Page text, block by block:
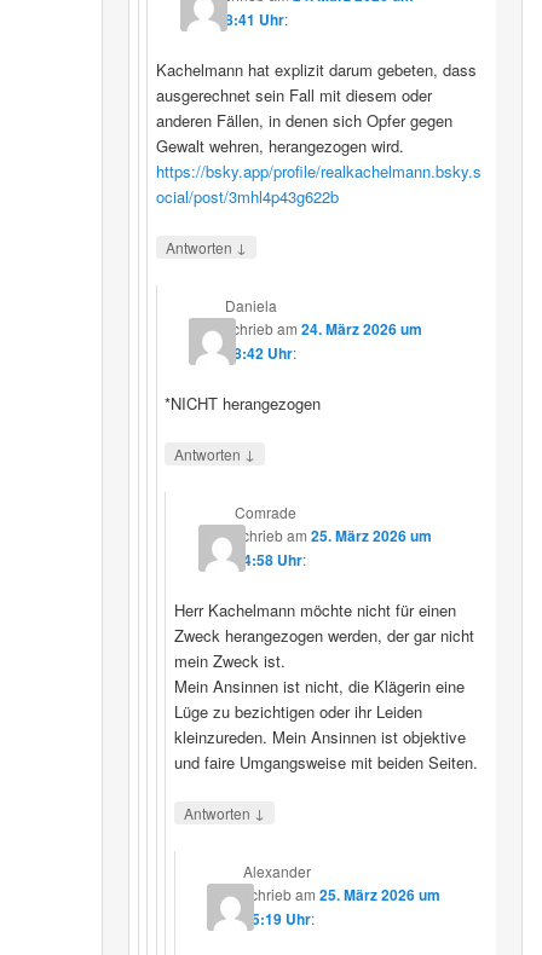
08:41 Uhr:
Kachelmann hat explizit darum gebeten, dass
ausgerechnet sein Fall mit diesem oder
anderen Fällen, in denen sich Opfer gegen
Gewalt wehren, herangezogen wird.
https://bsky.app/profile/realkachelmann.bsky.s
ocial/post/3mhl4p43g622b
Antworten ↓
Daniela
schriebam24. März 2026 um
08:42 Uhr:
*NICHT herangezogen
Antworten ↓
Comrade
schriebam 25. März 2026 um
14:58 Uhr:
Herr Kachelmann möchte nicht für einen
Zweck herangezogen werden, der gar nicht
mein Zweck ist.
Mein Ansinnen ist nicht, die Klägerin eine
Lüge zu bezichtigen oder ihr Leiden
kleinzureden. Mein Ansinnen ist objektive
und faire Umgangsweise mit beiden Seiten.
Antworten ↓
Alexander
schriebam25. März 2026 um
15:19 Uhr: